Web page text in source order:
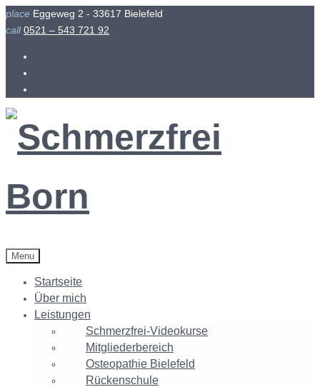
Skip
to
place Eggeweg 2 - 33617 Bielefeld
call 0521 – 543 721 92
Menu
Startseite
Über mich
Leistungen
Schmerzfrei-Videokurse
Mitgliederbereich
Osteopathie Bielefeld
Rückenschule